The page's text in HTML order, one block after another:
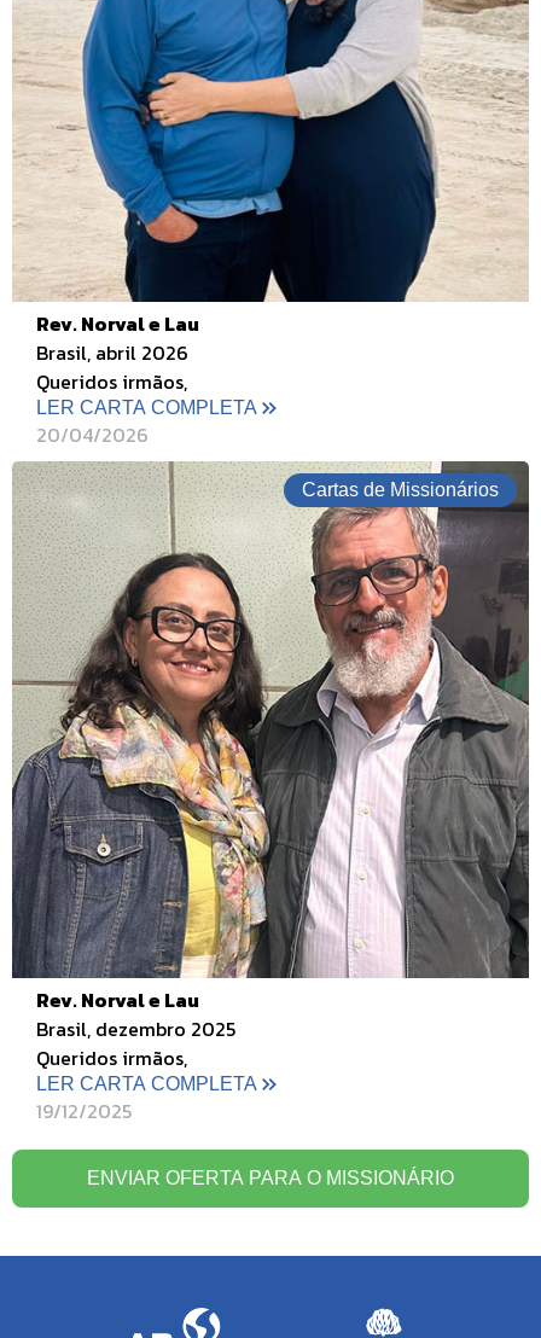
Rev. Norval e Lau
Brasil, abril 2026
Queridos irmãos,
LER CARTA COMPLETA
20/04/2026
Cartas de Missionários
Rev. Norval e Lau
Brasil, dezembro 2025
Queridos irmãos,
LER CARTA COMPLETA
19/12/2025
ENVIAR OFERTA PARA O MISSIONÁRIO